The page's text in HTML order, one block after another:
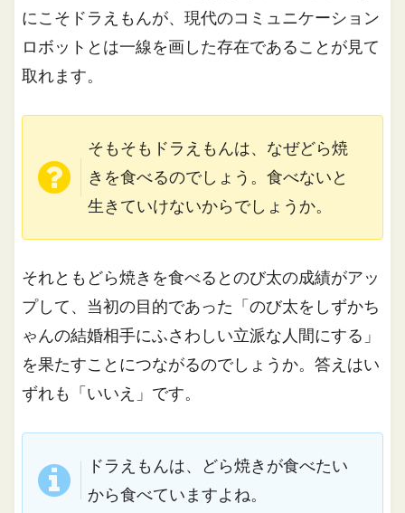
にこそドラえもんが、現代のコミュニケーション
ロボットとは一線を画した存在であることが見て
取れます。
そもそもドラえもんは、なぜどら焼
きを食べるのでしょう。食べないと
生きていけないからでしょうか。
それともどら焼きを食べるとのび太の成績がアッ
プして、当初の目的であった「のび太をしずかち
ゃんの結婚相手にふさわしい立派な人間にする」
を果たすことにつながるのでしょうか。答えはい
ずれも「いいえ」です。
ドラえもんは、どら焼きが食べたい
から食べていますよね。